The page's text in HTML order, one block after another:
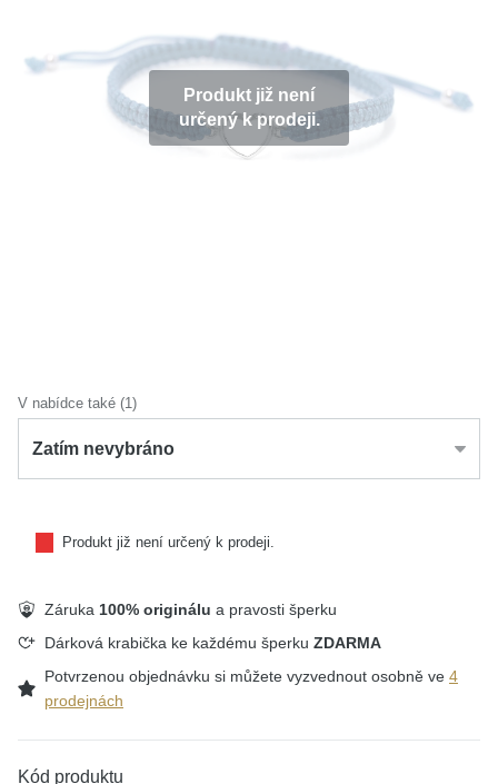
KOLEKCE
Produkt již není
určený k prodeji.
V nabídce také (1)
Zatím nevybráno
Produkt již není určený k prodeji.
Záruka 100% originálu a pravosti šperku
Dárková krabička ke každému šperku ZDARMA
Potvrzenou objednávku si můžete vyzvednout osobně ve 4
prodejnách
Kód produktu